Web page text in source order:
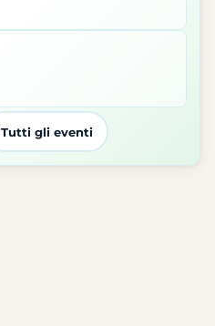
Tutti gli eventi